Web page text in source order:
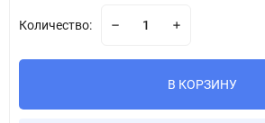
Количество:
В КОРЗИНУ